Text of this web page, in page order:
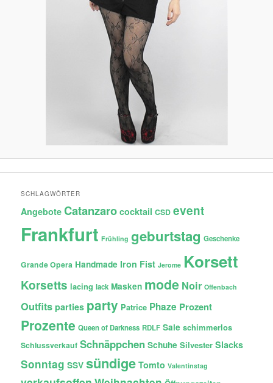
SCHLAGWÖRTER
Angebote Catanzaro cocktail CSD event
Frankfurt Frühling geburtstag Geschenke
Grande Opera Handmade Iron Fist Jerome Korsett
Korsetts lacing lack Masken mode Noir Offenbach
Outfits parties party Patrice Phaze Prozent
Prozente Queen of Darkness RDLF Sale schimmerlos
Schlussverkauf Schnäppchen Schuhe Silvester Slacks
Sonntag SSV sündige Tomto Valentinstag